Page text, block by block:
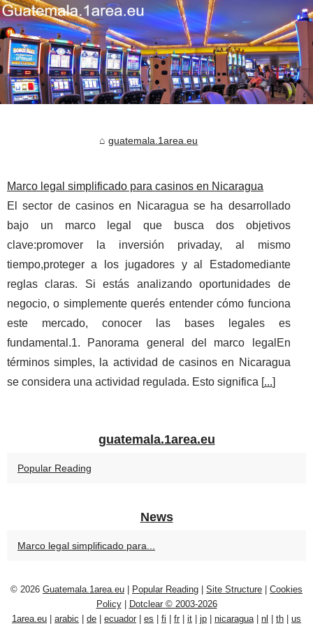
guatemala.1area.eu
Marco legal simplificado para casinos en Nicaragua
El sector de casinos en Nicaragua se ha desarrollado
bajo un marco legal que busca dos objetivos
clave:promover la inversión privaday, al mismo
tiempo,proteger a los jugadores y al Estadomediante
reglas claras. Si estás analizando oportunidades de
negocio, o simplemente querés entender cómo funciona
este mercado, conocer las bases legales es
fundamental.1. Panorama general del marco legalEn
términos simples, la actividad de casinos en Nicaragua
se considera una actividad regulada. Esto significa [...]
guatemala.1area.eu
Popular Reading
News
Marco legal simplificado para...
© 2026 Guatemala.1area.eu Popular Reading Site Structure
Cookies
Policy|
Dotclear © 2003-2026
1area.eu
arabic de ecuador es fi fr it jp nicaragua| nl th us